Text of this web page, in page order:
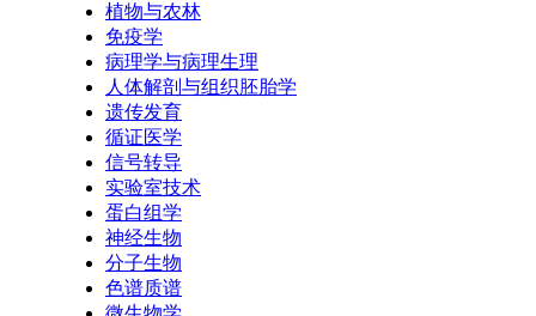
植物与农林
免疫学
病理学与病理生理
人体解剖与组织胚胎学
遗传发育
循证医学
信号转导
实验室技术
蛋白组学
神经生物
分子生物
色谱质谱